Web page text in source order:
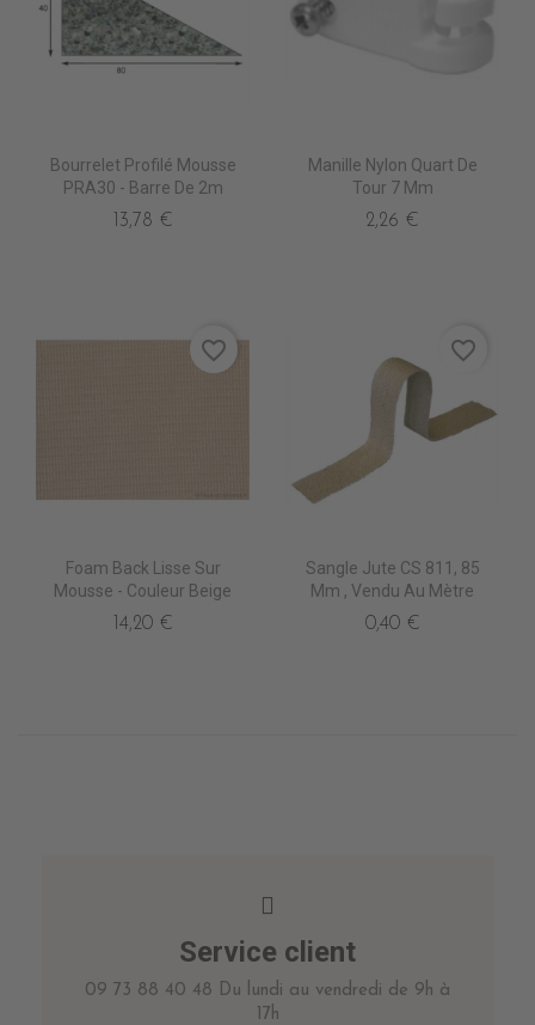
Bourrelet Profilé Mousse
PRA30 - Barre De 2m
13,78 €
Manille Nylon Quart De
Tour 7 Mm
2,26 €
Foam Back Lisse Sur
Mousse - Couleur Beige
14,20 €
favorite_border
Sangle Jute CS 811, 85
Mm , Vendu Au Mètre
0,40 €
favorite_border
Service client
09 73 88 40 48 Du lundi au vendredi de 9h à
17h